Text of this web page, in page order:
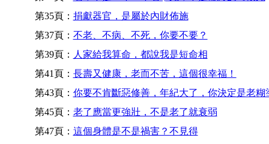
第35頁： 捐獻器官，是屬於內財佈施
第37頁： 不老、不病、不死，你要不要？
第39頁： 人家給我算命，都說我是短命相
第41頁： 長壽又健康，老而不苦，這個很幸福！
第43頁： 你要不肯斷惡修善，年紀大了，你決定是老糊
第45頁： 老了應當更強壯，不是老了就衰弱
第47頁： 這個身體是不是禍害？不見得